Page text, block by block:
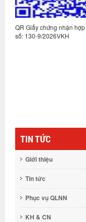
QR Giấy chứng nhận
số: 130-9/2026VKH
TIN TỨC
Giới thiệu
Tin tức
Phục vụ QLNN
KH & CN